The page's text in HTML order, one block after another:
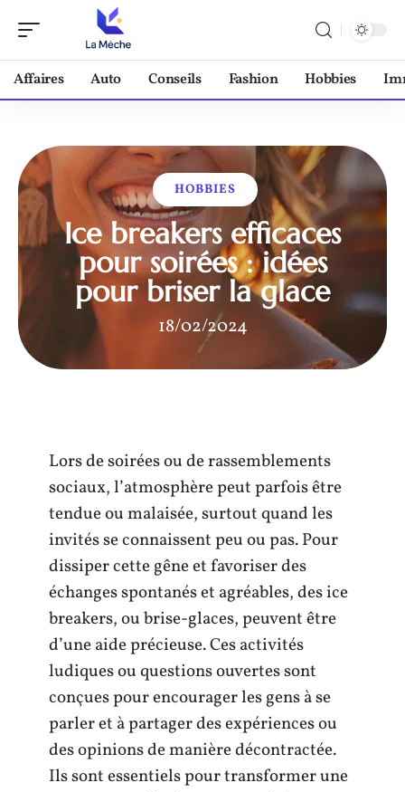
Affaires Auto Conseils Fashion Hobbies
HOBBIES
Ice breakers efficaces
pour soirées : idées
pour briser la glace
18/02/2024
Lors de soirées ou de rassemblements
sociaux, l’atmosphère peut parfois être
tendue ou malaisée, surtout quand les
invités se connaissent peu ou pas. Pour
dissiper cette gêne et favoriser des
échanges spontanés et agréables, des ice
breakers, ou brise-glaces, peuvent être
d’une aide précieuse. Ces activités
ludiques ou questions ouvertes sont
conçues pour encourager les gens à se
parler et à partager des expériences ou
des opinions de manière décontractée.
Ils sont essentiels pour transformer une